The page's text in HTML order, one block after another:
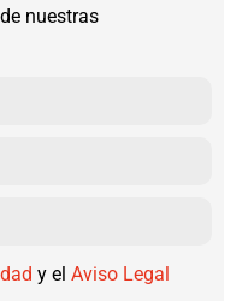
nuestras
y el Aviso Legal